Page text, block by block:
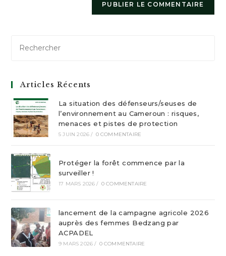
Articles Récents
La situation des défenseurs/seuses de
l’environnement au Cameroun : risques,
menaces et pistes de protection
5 JUIN 2026 / 0 COMMENTAIRE
Protéger la forêt commence par la
surveiller !
17 MARS 2026 / 0 COMMENTAIRE
lancement de la campagne agricole 2026
auprès des femmes Bedzang par
ACPADEL
9 MARS 2026 / 0 COMMENTAIRE